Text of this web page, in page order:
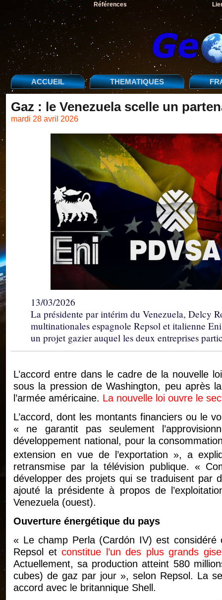
Références
ACCUEIL THEMATIQUES
Gaz : le Venezuela scelle un
mardi 28 avril 2026
13/03/2026
La présidente par intérim du Venezuela, Delcy
multinationales espagnole Repsol et italienne
un projet gazier auquel les deux entreprises
L’accord entre dans le cadre de la nouvelle
sous la pression de Washington, peu après
l’armée américaine. La nouvelle loi ouvre le
L’accord, dont les montants financiers ou le
« ne garantit pas seulement
développement national, pour la
extension en vue de l’exportation », a
retransmise par la télévision publique. «
développer des projets qui se traduisent par
ajouté la présidente à propos de
Venezuela (ouest).
Ouverture énergétique du pays
« Le champ Perla (Cardón IV) est considéré
Repsol etconstitue l’un des plus grands
Actuellement, sa production atteint 580
cubes) de gaz par jour », selon Repsol. La
accord avec le britannique Shell.